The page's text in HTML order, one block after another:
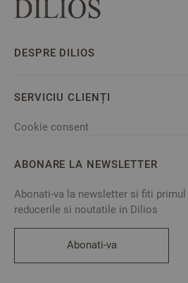
DESPRE DILIOS
SERVICIU CLIENȚI
Cookie consent
ABONARE LA NEWSLETTER
Abonati-va la newsletter si fiti
reducerile si noutatile in Dilios
Abonati-va